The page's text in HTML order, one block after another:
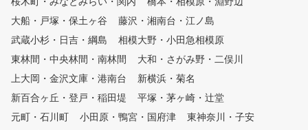
野芝が半々になっているため、
フェアウェイ(高麗芝)とラフ(野
に近い感覚で練習できます。
フスタイルを見つけてみ
大船・戸塚・保土ヶ谷
藤沢・湘南台・江ノ島
武蔵小杉・日吉・綱島
相模大野・小田急相模原
東林間・中央林間・南林間
大和・さがみ野・二俣川
上大岡・金沢文庫・港南台
新横浜・菊名
新百合ヶ丘・登戸・稲田堤
平塚・茅ヶ崎・辻堂
元町・石川町
小田原・鴨宮・国府津
東神奈川・子安